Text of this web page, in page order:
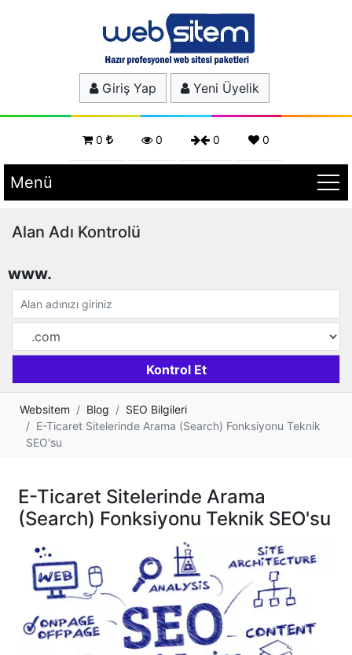
Giriş Yap Yeni Üyelik
0 0 0 0
Menü
Alan Adı Kontrolü
www.
Websitem Blog
SEO Bilgileri
E-Ticaret Sitelerinde Arama (Search) Fonksiyonu Teknik
SEO'su
E-Ticaret Sitelerinde Arama
(Search) Fonksiyonu Teknik SEO'su